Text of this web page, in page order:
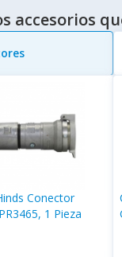
accesorios
Conector
1 Pieza